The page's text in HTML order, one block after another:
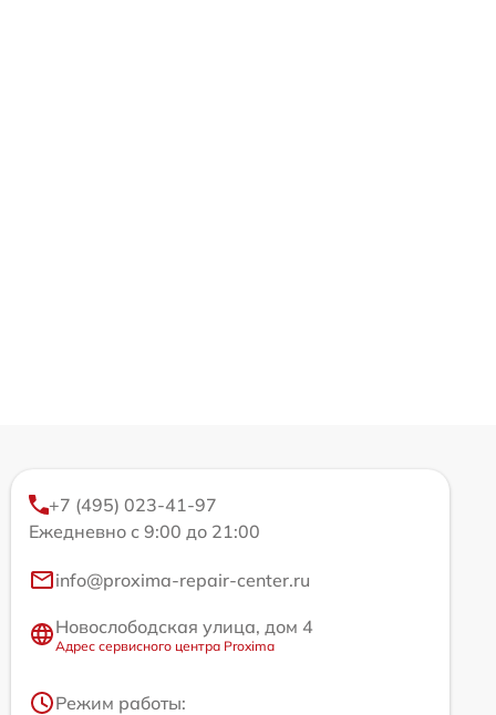
+7 (495) 023-41-97
Ежедневно с 9:00 до 21:00
info@proxima-repair-center.ru
Новослободская улица, дом 4
Адрес сервисного центра Proxima
Режим работы: